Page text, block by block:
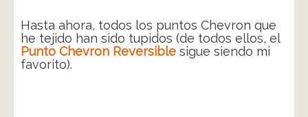
Hasta ahora, todos los puntos Chevron que
he tejido han sido tupidos (de todos ellos, el
Punto Chevron Reversible sigue siendo mi
favorito).